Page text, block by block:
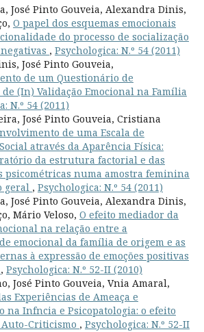
José Pinto Gouveia, Alexandra Dinis,
O papel dos esquemas emocionais
do processo de socialização
, Psychologica: N.º 54 (2011)
José Pinto Gouveia,
de um Questionário de
(In) Validação Emocional na Família
N.º 54 (2011)
José Pinto Gouveia, Cristiana
de uma Escala de
através da Aparência Física:
da estrutura factorial e das
psicométricas numa amostra feminina
geral , Psychologica: N.º 54 (2011)
José Pinto Gouveia, Alexandra Dinis,
Mário Veloso, O efeito mediador da
na relação entre a
emocional da família de origem e as
à expressão de emoções positivas
, Psychologica: N.º 52-II (2010)
José Pinto Gouveia, Vnia Amaral,
Experiências de Ameaça e
na Infncia e Psicopatologia: o efeito
Criticismo , Psychologica: N.º 52-II